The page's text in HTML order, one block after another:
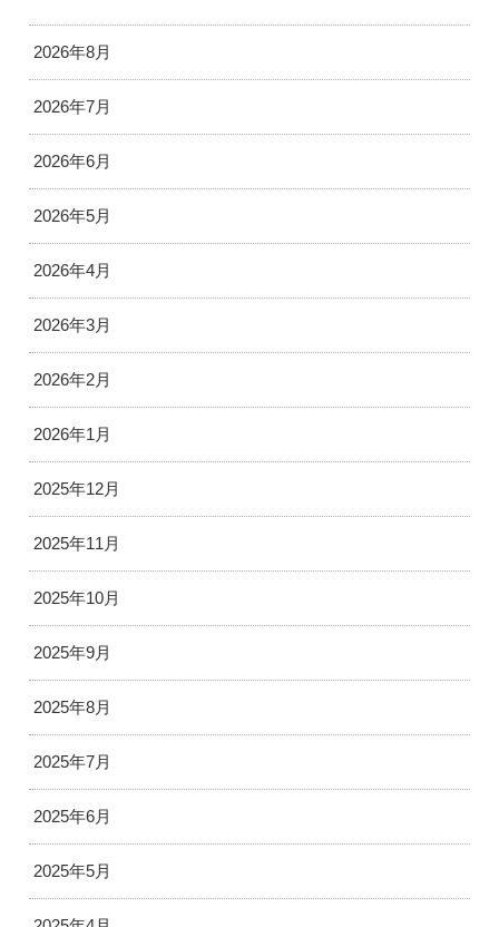
2026年8月
2026年7月
2026年6月
2026年5月
2026年4月
2026年3月
2026年2月
2026年1月
2025年12月
2025年11月
2025年10月
2025年9月
2025年8月
2025年7月
2025年6月
2025年5月